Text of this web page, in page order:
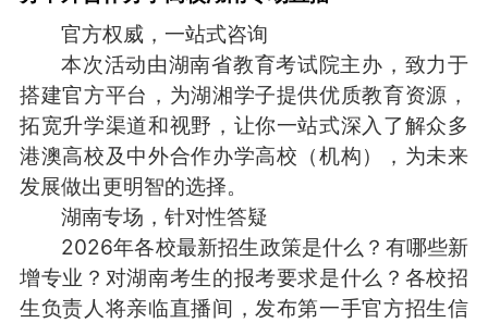
官方权威，一站式咨询
本次活动由湖南省教育考试院主办， 致力于
搭建官方平台， 为湖湘学子提供优质教育资源，
拓宽升学渠道和视野，让你一站式深入了解众多
港澳高校及中外合作办学高校（机构），为未来
发展做出更明智的选择。
湖南专场，针对性答疑
2026年各校最新招生政策是什么？有哪些新
增专业？ 对湖南考生的报考要求是什么 ？各校招
生负责人将亲临直播间，发布第一手官方招生信